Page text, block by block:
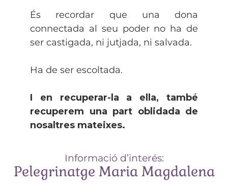
És recordar que una dona
connectada al seu poder no ha de
ser castigada, ni jutjada, ni salvada.
Ha de ser escoltada.
I en recuperar-la a ella, també
recuperem una part oblidada de
nosaltres mateixes.
Informació d’interés:
Pelegrinatge Maria Magdalena